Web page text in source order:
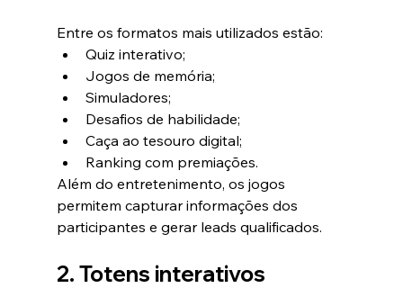
Entre os formatos mais utilizados estão:
Quiz interativo;
Jogos de memória;
Simuladores;
Desafios de habilidade;
Caça ao tesouro digital;
Ranking com premiações.
Além do entretenimento, os jogos
permitem capturar informações dos
participantes e gerar leads qualificados.
2. Totens interativos